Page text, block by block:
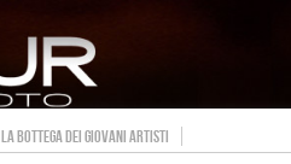
LA BOTTEGA DEI GIOVANI ARTISTI